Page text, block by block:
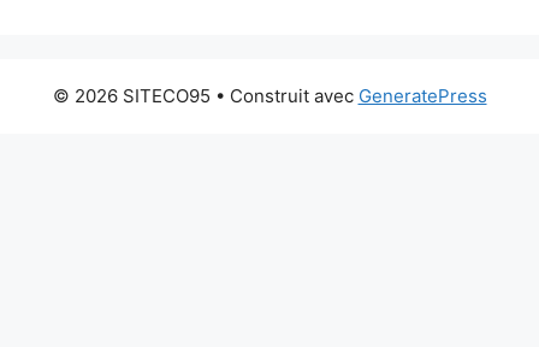
© 2026 SITECO95 • Construit avec GeneratePress